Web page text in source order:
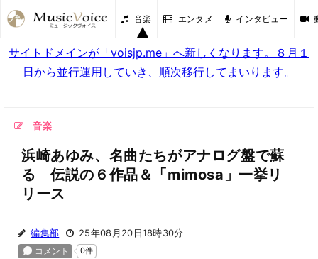
音楽 エンタメ インタビュー
サイトドメインが「voisjp.me」へ新しくなります。８月１
日から並行運用していき、順次移行してまいります。
音楽
浜崎あゆみ、名曲たちがアナログ盤で蘇
る 伝説の６作品＆「mimosa」一挙リ
リース
編集部 25年08月20日18時30分